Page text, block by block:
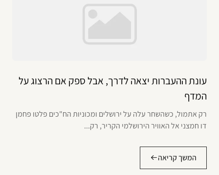
עונת ההעברות יצאה לדרך, אבל ספק אם הרצוג על
המדף
רק אתמול, כשהשחר עלה על ירושלים ומכוניות הח"כים פלטו פחמן
דו חמצני אל האוויר הירושלמי הקריר, רק...
המשך קריאה